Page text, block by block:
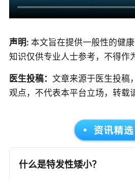
声明: 本文旨在提供一般性的健
知识仅供专业人士参考，不得作
息的准确性，但本文中的信息可
用于所有个体的特定健康状况。
采取的任何行动，本文作者、出
不承担任何责任。若身体不适或
题，请前往专业医疗机构或咨询
医生投稿： 文章来源于医生投稿
观点，不代表本平台立场，转载
什么是特发性矮小？